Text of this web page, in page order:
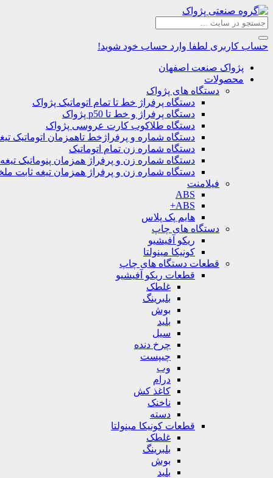
حساب کاربری لطفا وارد حساب خود شوید!
پژواک صنعت اصفهان
محصولات
دستگاه های پژواک
دستگاه پرفراژ خط تا تمام اتوماتیک پژواک
دستگاه پرفراژ و خط تا p50 پژواک
دستگاه طلاکوب کارت عروسی پژواک
دستگاه شماره و پرفراژخط تاهمزمان اتوماتیک
دستگاه شماره زن تمام اتوماتیک
دستگاه شماره زن و پرفراژ همزمان پنوماتیک
دستگاه شماره زن و پرفراژ همزمان تیغه ثابت
فیلامنت
ABS
ABS+
هایم پک پلاس
دستگاه های چاپ
ریکو آفیشیو
کونیکا مینولتا
قطعات دستگاه های چاپ
قطعات ریکو آفیشیو
غلطک
بلبرینگ
بوش
بلید
سیل
چرخ دنده
چیپست
وب
درام
کاغذ کش
ناخنک
دسته
قطعات کونیکا مینولتا
غلطک
بلبرینگ
بوش
بلید